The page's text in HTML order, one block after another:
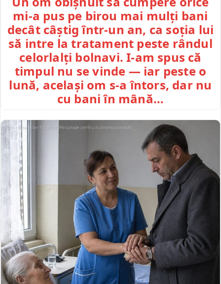
mi-a pus pe birou mai mulți bani
decât câștig într-un an, ca soția lui
să intre la tratament peste rândul
celorlalți bolnavi. I-am spus că
timpul nu se vinde — iar peste o
lună, același om s-a întors, dar nu
cu bani în mână…